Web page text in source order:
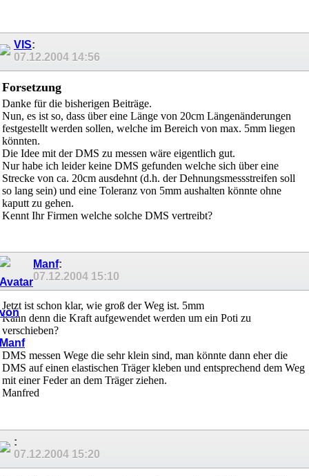
VIS:
07.12.2004 14:56
Forsetzung
Danke für die bisherigen Beiträge.
Nun, es ist so, dass über eine Länge von 20cm Längenänderungen
festgestellt werden sollen, welche im Bereich von max. 5mm liegen
könnten.
Die Idee mit der DMS zu messen wäre eigentlich gut.
Nur habe ich leider keine DMS gefunden welche sich über eine
Strecke von ca. 20cm ausdehnt (d.h. der Dehnungsmessstreifen soll
so lang sein) und eine Toleranz von 5mm aushalten könnte ohne
kaputt zu gehen.
Kennt Ihr Firmen welche solche DMS vertreibt?
Manf:
07.12.2004 15:10
Jetzt ist schon klar, wie groß der Weg ist. 5mm
Kann denn die Kraft aufgewendet werden um ein Poti zu
verschieben?
DMS messen Wege die sehr klein sind, man könnte dann eher die
DMS auf einen elastischen Träger kleben und entsprechend dem Weg
mit einer Feder an dem Träger ziehen.
Manfred
:
07.12.2004 15:20